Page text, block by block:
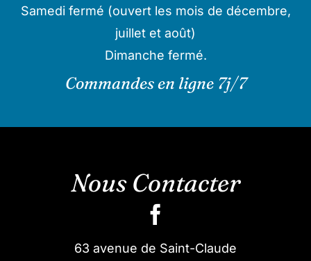
Samedi fermé (ouvert les mois de décembre,
juillet et août)
Dimanche fermé.
Commandes en ligne 7j/7
Nous Contacter
63 avenue de Saint-Claude